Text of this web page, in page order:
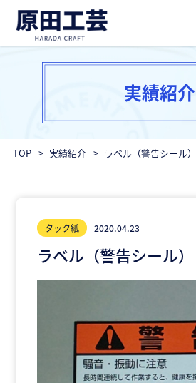
実績紹介
TOP 実績紹介 ラベル（警告シール）
タック紙 2020.04.23
ラベル（警告シール）